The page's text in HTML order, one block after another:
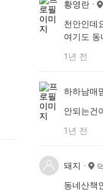
황영란
천안인데
여기도 동
1년 전
하하남매
안되는건
1년 전
돼지
동네산책